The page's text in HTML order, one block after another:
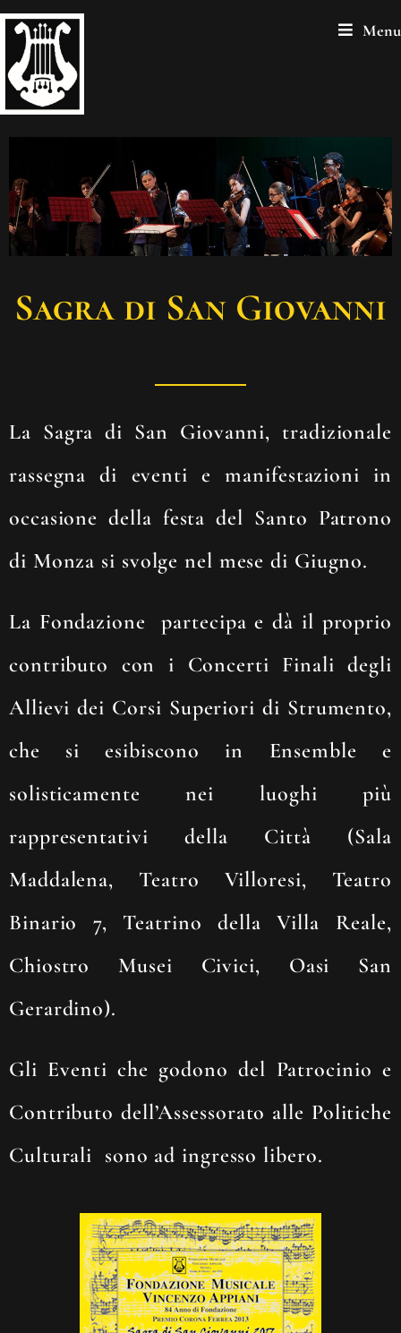
Menu
Sagra di San Giovanni
La Sagra di San Giovanni, tradizionale
rassegna di eventi e manifestazioni in
occasione della festa del Santo Patrono
di Monza si svolge nel mese di Giugno.
La Fondazione partecipa e dà il proprio
contributo con i Concerti Finali degli
Allievi dei Corsi Superiori di Strumento,
che si esibiscono in Ensemble e
solisticamente nei luoghi più
rappresentativi della Città (Sala
Maddalena, Teatro Villoresi, Teatro
Binario 7, Teatrino della Villa Reale,
Chiostro Musei Civici, Oasi San
Gerardino).
Gli Eventi che godono del Patrocinio e
Contributo dell’Assessorato alle Politiche
Culturali sono ad ingresso libero.